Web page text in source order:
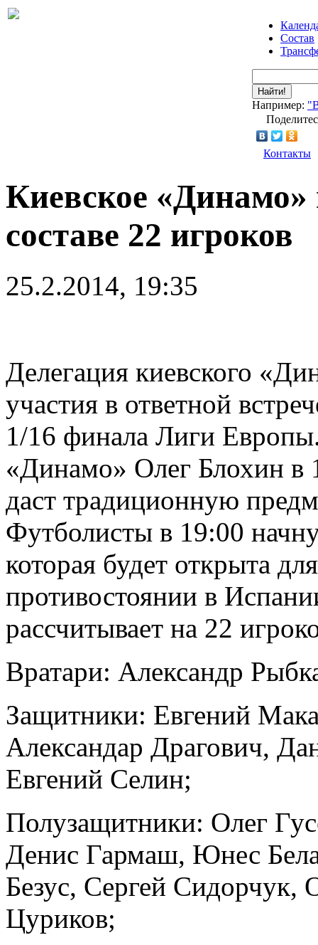
Состав
Найти!
Например:
Контакты
Киевское
составе 22 игроков
25.2.2014, 19:35
Делегация киевского
участия в ответной
1/16 финала Лиги
«Динамо» Олег Блохин в
даст традиционную
Футболисты в 19:00
которая будет открыта
противостоянии в
рассчитывает на 22
Вратари: Александр
Защитники: Евгений
Александар Драгович,
Евгений Селин;
Полузащитники: Олег
Денис Гармаш, Юнес
Безус, Сергей Сидорчук,
Цуриков;